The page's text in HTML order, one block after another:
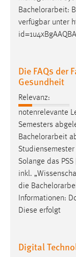
Bachelorarbeit:
verfügbar unter
Die FAQs der
Gesundheit
Relevanz:
notenrelevante
Semesters
Bachelorarbeit
Solange das
inkl.
die
Informationen:
Diese erfolgt
Digital